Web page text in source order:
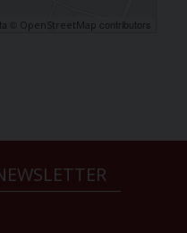
© OpenStreetMap contributors